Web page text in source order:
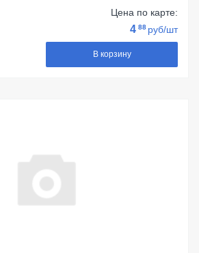
Цена по карте:
4 88 руб/шт
В корзину